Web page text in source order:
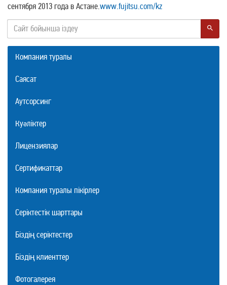
сентября 2013 года в Астане.www.fujitsu.com/kz
Компания туралы
Саясат
Аутсорсинг
Куәліктер
Лицензиялар
Сертификаттар
Компания туралы пікірлер
Серіктестік шарттары
Біздің серіктестер
Біздің клиенттер
Фотогалерея